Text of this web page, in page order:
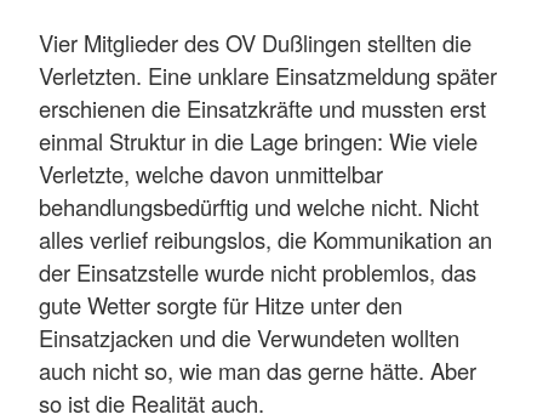
Vier Mitglieder des OV Dußlingen stellten die
Verletzten. Eine unklare Einsatzmeldung später
erschienen die Einsatzkräfte und mussten erst
einmal Struktur in die Lage bringen: Wie viele
Verletzte, welche davon unmittelbar
behandlungsbedürftig und welche nicht. Nicht
alles verlief reibungslos, die Kommunikation an
der Einsatzstelle wurde nicht problemlos, das
gute Wetter sorgte für Hitze unter den
Einsatzjacken und die Verwundeten wollten
auch nicht so, wie man das gerne hätte. Aber
so ist die Realität auch.